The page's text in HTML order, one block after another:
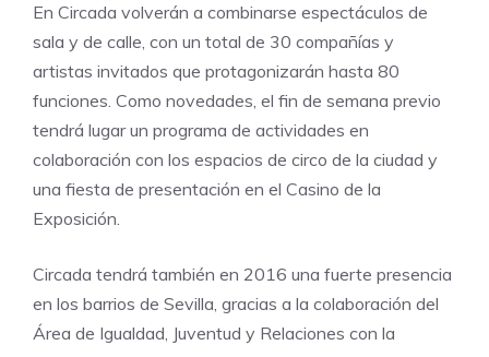
En Circada volverán a combinarse espectáculos de
sala y de calle, con un total de 30 compañías y
artistas invitados que protagonizarán hasta 80
funciones. Como novedades, el fin de semana previo
tendrá lugar un programa de actividades en
colaboración con los espacios de circo de la ciudad y
una fiesta de presentación en el Casino de la
Exposición.
Circada tendrá también en 2016 una fuerte presencia
en los barrios de Sevilla, gracias a la colaboración del
Área de Igualdad, Juventud y Relaciones con la